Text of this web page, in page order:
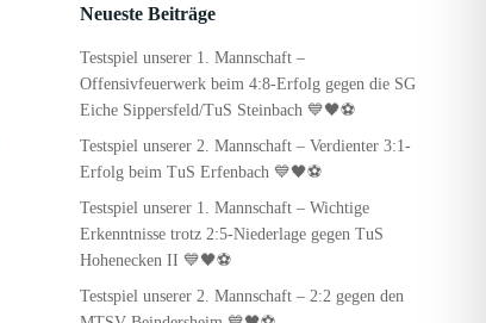
Neueste Beiträge
Testspiel unserer 1. Mannschaft –
Offensivfeuerwerk beim 4:8-Erfolg gegen die SG
Eiche Sippersfeld/TuS Steinbach 💙🖤⚽
Testspiel unserer 2. Mannschaft – Verdienter 3:1-
Erfolg beim TuS Erfenbach 💙🖤⚽
Testspiel unserer 1. Mannschaft – Wichtige
Erkenntnisse trotz 2:5-Niederlage gegen TuS
Hohenecken II 💙🖤⚽
Testspiel unserer 2. Mannschaft – 2:2 gegen den